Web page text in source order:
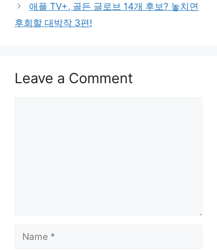
애플 TV+, 골든 글로브 14개 후보? 놓치면
후회할 대박작 3편!
Leave a Comment
Name